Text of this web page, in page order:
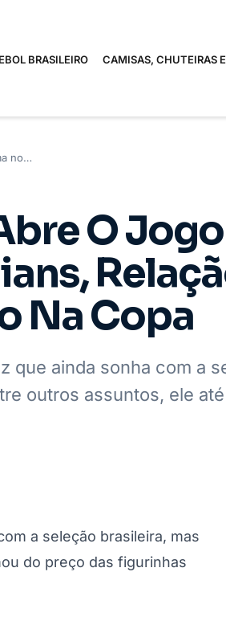
BRASILEIRO CAMISAS, CHUTEIRAS
no…
O
Na Copa
que ainda sonha com a
outros assuntos, ele
a seleção brasileira, mas
do preço das figurinhas